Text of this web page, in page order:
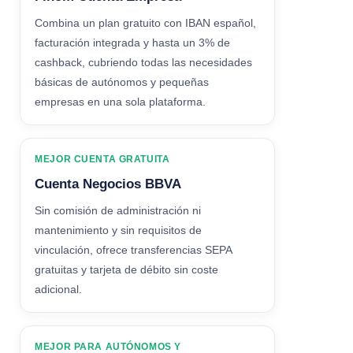
Combina un plan gratuito con IBAN español,
facturación integrada y hasta un 3% de
cashback, cubriendo todas las necesidades
básicas de autónomos y pequeñas
empresas en una sola plataforma.
MEJOR CUENTA GRATUITA
Cuenta Negocios BBVA
Sin comisión de administración ni
mantenimiento y sin requisitos de
vinculación, ofrece transferencias SEPA
gratuitas y tarjeta de débito sin coste
adicional.
MEJOR PARA AUTÓNOMOS Y